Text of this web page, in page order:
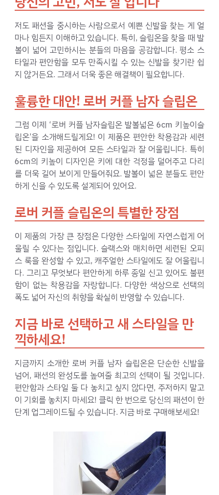
저도 패션을 중시하는 사람으로서 예쁜 신발을 찾는 게 얼
마나 힘든지 이해하고 있습니다. 특히, 슬립온을 찾을 때 발
볼이 넓어 고민하시는 분들의 마음을 공감합니다. 평소 스
타일과 편안함을 모두 만족시킬 수 있는 신발을 찾기란 쉽
지 않거든요. 그래서 더욱 좋은 해결책이 필요합니다.
훌륭한 대안! 로버 커플 남자 슬립온
그럼 이제 ‘로버 커플 남자슬립온 발볼넓은 6cm 키높이슬
립온’을 소개해드릴게요! 이 제품은 편안한 착용감과 세련
된 디자인을 제공하여 모든 스타일과 잘 어울립니다. 특히
6cm의 키높이 디자인은 키에 대한 걱정을 덜어주고 다리
를 더욱 길어 보이게 만들어줘요. 발볼이 넓은 분들도 편안
하게 신을 수 있도록 설계되어 있어요.
로버 커플 슬립온의 특별한 장점
이 제품의 가장 큰 장점은 다양한 스타일에 자연스럽게 어
울릴 수 있다는 점입니다. 슬랙스와 매치하면 세련된 오피
스 룩을 완성할 수 있고, 캐주얼한 스타일에도 잘 어울립니
다. 그리고 무엇보다 편안하게 하루 종일 신고 있어도 불편
함이 없는 착용감을 자랑합니다. 다양한 색상으로 선택의
폭도 넓어 자신의 취향을 확실히 반영할 수 있습니다.
지금 바로 선택하고 새 스타일을 만
끽하세요!
지금까지 소개한 로버 커플 남자 슬립온은 단순한 신발을
넘어, 패션의 완성도를 높여줄 최고의 선택이 될 것입니다.
편안함과 스타일 둘 다 놓치고 싶지 않다면, 주저하지 말고
이 기회를 놓치지 마세요! 클릭 한 번으로 당신의 패션이 한
단계 업그레이드될 수 있습니다. 지금 바로 구매해보세요!